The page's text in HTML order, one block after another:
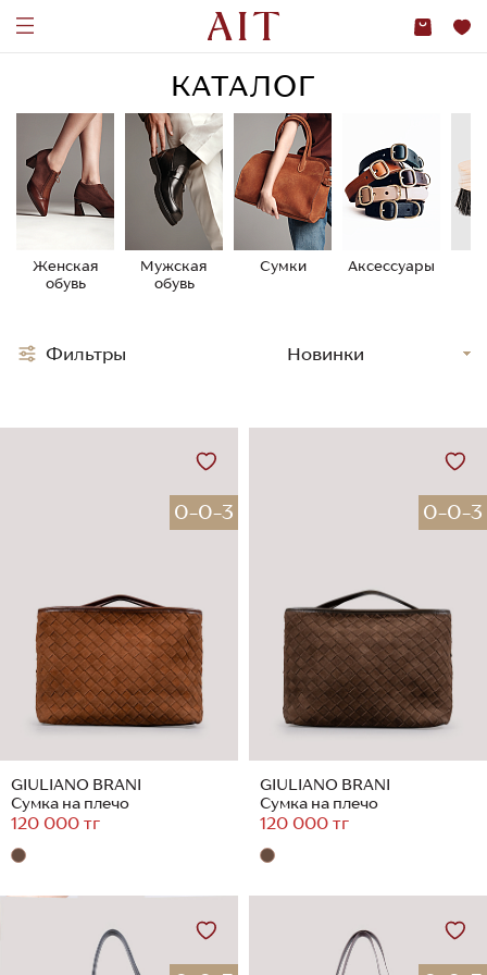
КАТАЛОГ
Женская
обувь
Мужская
обувь
Сумки Аксессуары
0-0-3
GIULIANO BRANI
Сумка на плечо
120 000 тг
0-0-3
GIULIANO BRANI
Сумка на плечо
120 000 тг
Фильтры